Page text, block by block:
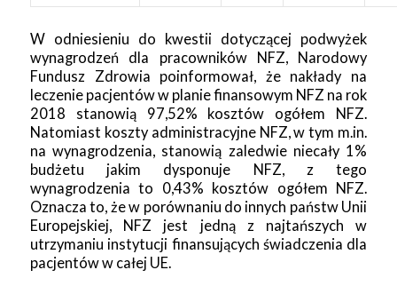
W odniesieniu do kwestii dotyczącej podwyżek
wynagrodzeń dla pracowników NFZ, Narodowy
Fundusz Zdrowia poinformował, że nakłady na
leczenie pacjentów w planie finansowym NFZ na rok
2018 stanowią 97,52% kosztów ogółem NFZ.
Natomiast koszty administracyjne NFZ, w tym m.in.
na wynagrodzenia, stanowią zaledwie niecały 1%
budżetu jakim dysponuje NFZ, z tego
wynagrodzenia to 0,43% kosztów ogółem NFZ.
Oznacza to, że w porównaniu do innych państw Unii
Europejskiej, NFZ jest jedną z najtańszych w
utrzymaniu instytucji finansujących świadczenia dla
pacjentów w całej UE.